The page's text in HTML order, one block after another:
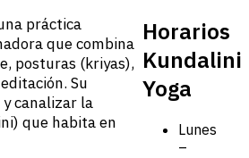
práctica
que combina
posturas (kriyas),
Su
canalizar la
que habita en
Horarios
Kundalini
Yoga
Lunes
–